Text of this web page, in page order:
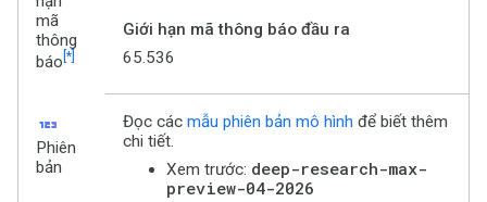
mã
thông
báo [*]
Giới hạn mã thông báo đầu ra
65.536
123
Phiên
bản
Đọc các mẫu phiên bản mô hình để biết thêm
chi tiết.
Xem trước: deep-research-max-
preview-04-2026